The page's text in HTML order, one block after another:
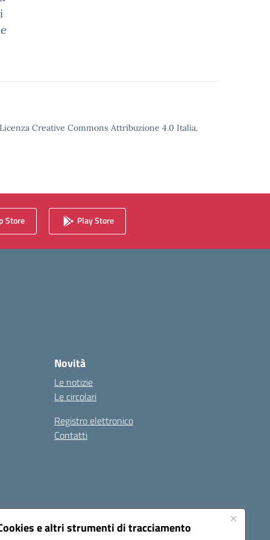
e altri strumenti di tracciamento
Creative Commons Attribuzione 4.0 Italia.
Store Play Store
Novità
Le notizie
Le circolari
Registro elettronico
Contatti